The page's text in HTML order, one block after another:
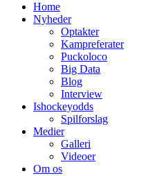
Home
Nyheder
Optakter
Kampreferater
Puckoloco
Big Data
Blog
Interview
Ishockeyodds
Spilforslag
Medier
Galleri
Videoer
Om os